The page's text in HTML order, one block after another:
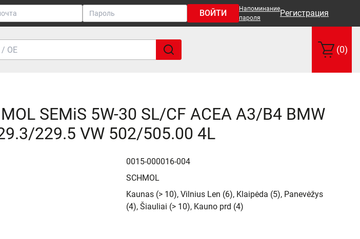
ВОЙТИ
Напоминание
пароля
Регистрация
(0)
SEMiS 5W-30 SL/CF ACEA A3/B4 BMW
229.5 VW 502/505.00 4L
0015-000016-004
SCHMOL
Kaunas (> 10), Vilnius Len (6), Klaipėda (5), Panevėžys
(4), Šiauliai (> 10), Kauno prd (4)